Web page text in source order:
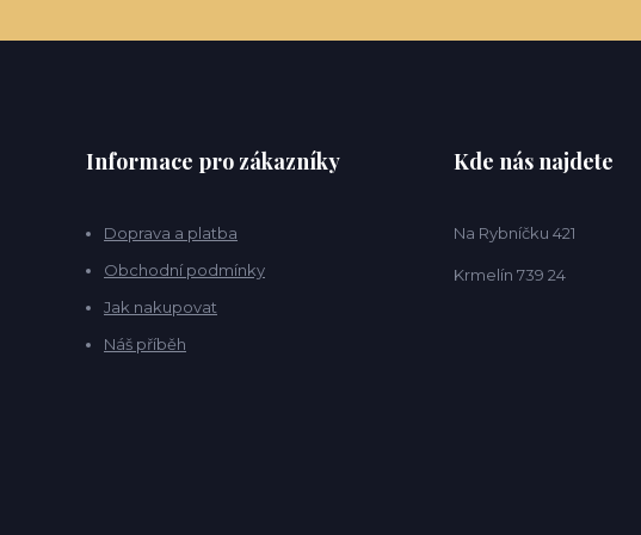
Informace pro zákazníky
Doprava a platba
Obchodní podmínky
Jak nakupovat
Náš příběh
Kde nás najdete
Na Rybníčku 421
Krmelín 739 24